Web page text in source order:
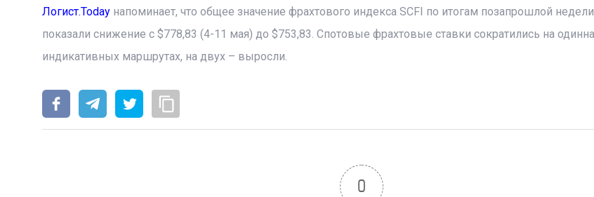
Логист.Todayнапоминает, что общее значение фрахтового индекса SCFI по итогам позапрошлой
показали снижение с $778,83 (4-11 мая) до $753,83. Спотовые фрахтовые ставки сократились на
индикативных маршрутах, на двух – выросли.
0